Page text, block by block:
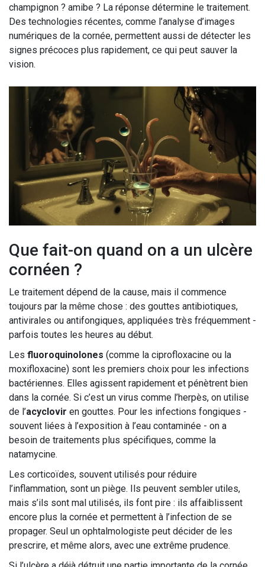
champignon ? amibe ? La réponse détermine le traitement.
Des technologies récentes, comme l’analyse d’images
numériques de la cornée, permettent aussi de détecter les
signes précoces plus rapidement, ce qui peut sauver la
vision.
Que fait-on quand on a un ulcère
cornéen ?
Le traitement dépend de la cause, mais il commence
toujours par la même chose : des gouttes antibiotiques,
antivirales ou antifongiques, appliquées très fréquemment -
parfois toutes les heures au début.
Les fluoroquinolones (comme la ciprofloxacine ou la
moxifloxacine) sont les premiers choix pour les infections
bactériennes. Elles agissent rapidement et pénètrent bien
dans la cornée. Si c’est un virus comme l’herpès, on utilise
de l’acyclovir en gouttes. Pour les infections fongiques -
souvent liées à l’exposition à l’eau contaminée - on a
besoin de traitements plus spécifiques, comme la
natamycine.
Les corticoïdes, souvent utilisés pour réduire
l’inflammation, sont un piège. Ils peuvent sembler utiles,
mais s’ils sont mal utilisés, ils font pire : ils affaiblissent
encore plus la cornée et permettent à l’infection de se
propager. Seul un ophtalmologiste peut décider de les
prescrire, et même alors, avec une extrême prudence.